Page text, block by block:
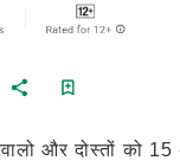
और दोस्तों को